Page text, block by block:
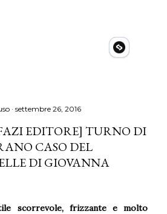
settembre 26, 2016
EDITORE] TURNO DI
CASO DEL
DI GIOVANNA
scorrevole, frizzante e molto